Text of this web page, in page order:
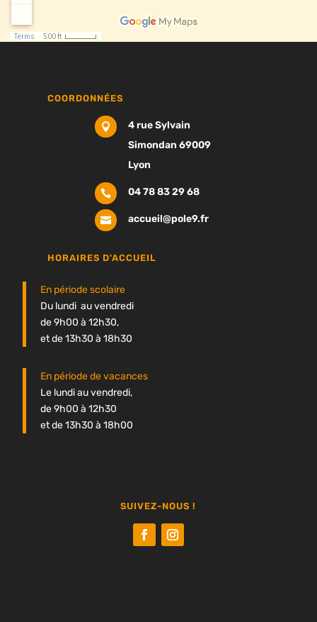
COORDONNÉES

4 rue Sylvain
Simondan 69009
Lyon
 04 78 83 29 68
 accueil@pole9.fr
HORAIRES D'ACCUEIL
En période scolaire
Du lundi au vendredi
de 9h00 à 12h30,
et de 13h30 à 18h30
En période de vacances
Le lundi au vendredi,
de 9h00 à 12h30
et de 13h30 à 18h00
SUIVEZ-NOUS !